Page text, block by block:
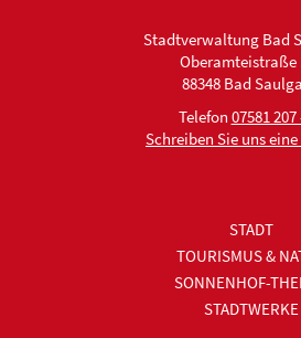
Stadtverwaltung Bad
Oberamteistraße
88348 Bad
Telefon 07581 207
Schreiben Sie uns eine
STADT
TOURISMUS &
SONNENHOF-
STADTWERKE